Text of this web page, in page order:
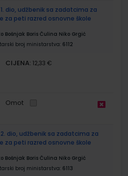
1. dio, udžbenik sa zadatcima za
za peti razred osnovne škole
Bošnjak Boris Čulina Niko Grgić
broj ministarstva: 6112
CIJENA: 12,33 €
Omot
2. dio, udžbenik sa zadatcima za
za peti razred osnovne škole
Bošnjak Boris Čulina Niko Grgić
broj ministarstva: 6113